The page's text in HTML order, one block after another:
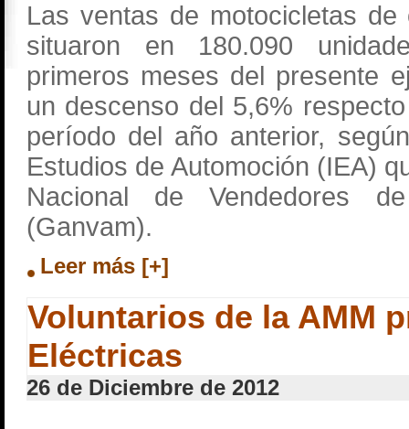
Las ventas de motocicletas
situaron en 180.090
primeros meses del presente
un descenso del 5,6%
período del año anterior,
Estudios de Automoción (IEA)
Nacional de Vendedores
(Ganvam).
Leer más [+]
Voluntarios de la AMM
Eléctricas
26 de Diciembre de 2012